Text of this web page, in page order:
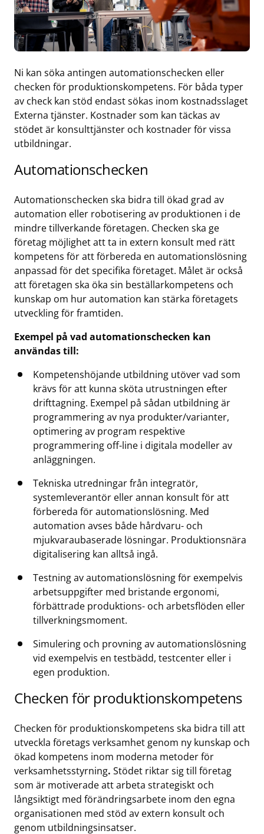
Ni kan söka antingen automationschecken eller
checken för produktionskompetens. För båda typer
av check kan stöd endast sökas inom kostnadsslaget
Externa tjänster. Kostnader som kan täckas av
stödet är konsulttjänster och kostnader för vissa
utbildningar.
Automationschecken
Automationschecken ska bidra till ökad grad av
automation eller robotisering av produktionen i de
mindre tillverkande företagen. Checken ska ge
företag möjlighet att ta in extern konsult med rätt
kompetens för att förbereda en automationslösning
anpassad för det specifika företaget. Målet är också
att företagen ska öka sin beställarkompetens och
kunskap om hur automation kan stärka företagets
utveckling för framtiden.
Exempel på vad automationschecken kan
användas till:
Kompetenshöjande utbildning utöver vad som
krävs för att kunna sköta utrustningen efter
drifttagning. Exempel på sådan utbildning är
programmering av nya produkter/varianter,
optimering av program respektive
programmering off-line i digitala modeller av
anläggningen.
Tekniska utredningar från integratör,
systemleverantör eller annan konsult för att
förbereda för automationslösning. Med
automation avses både hårdvaru- och
mjukvaraubaserade lösningar. Produktionsnära
digitalisering kan alltså ingå.
Testning av automationslösning för exempelvis
arbetsuppgifter med bristande ergonomi,
förbättrade produktions- och arbetsflöden eller
tillverkningsmoment.
Simulering och provning av automationslösning
vid exempelvis en testbädd, testcenter eller i
egen produktion.
Checken för produktionskompetens
Checken för produktionskompetens ska bidra till att
utveckla företags verksamhet genom ny kunskap och
ökad kompetens inom moderna metoder för
verksamhetsstyrning. Stödet riktar sig till företag
som är motiverade att arbeta strategiskt och
långsiktigt med förändringsarbete inom den egna
organisationen med stöd av extern konsult och
genom utbildningsinsatser.